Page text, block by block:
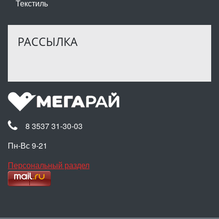
Текстиль
РАССЫЛКА
8 3537 31-30-03
Пн-Вс 9-21
Персональный раздел